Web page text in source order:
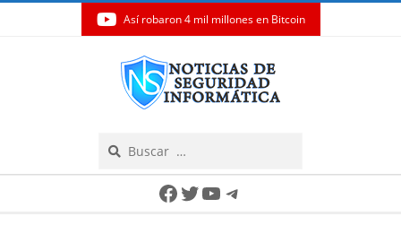
Así robaron 4 mil millones en Bitcoin
Facebook
Twitter
YouTube
Telegram